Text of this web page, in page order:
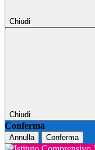
Chiudi
Chiudi
Conferma
Annulla Conferma